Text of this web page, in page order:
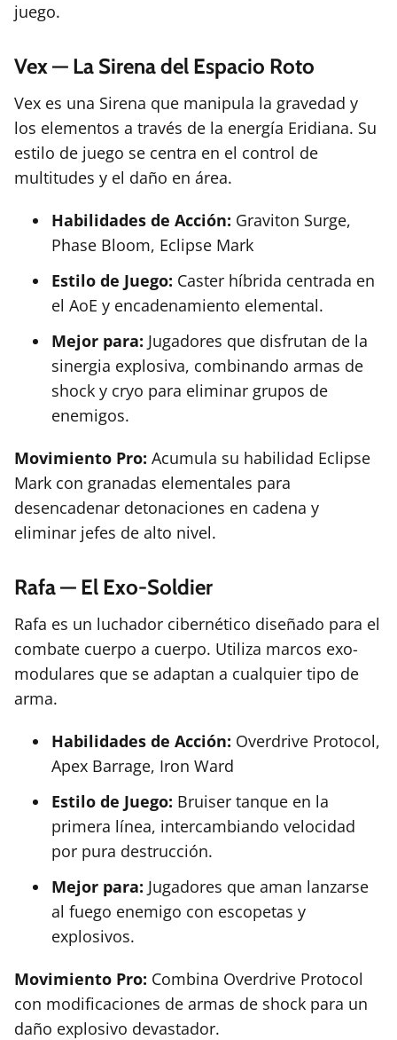
juego.
Vex — La Sirena del Espacio Roto
Vex es una Sirena que manipula la gravedad y
los elementos a través de la energía Eridiana. Su
estilo de juego se centra en el control de
multitudes y el daño en área.
Habilidades de Acción: Graviton Surge,
Phase Bloom, Eclipse Mark
Estilo de Juego: Caster híbrida centrada en
el AoE y encadenamiento elemental.
Mejor para: Jugadores que disfrutan de la
sinergia explosiva, combinando armas de
shock y cryo para eliminar grupos de
enemigos.
Movimiento Pro: Acumula su habilidad Eclipse
Mark con granadas elementales para
desencadenar detonaciones en cadena y
eliminar jefes de alto nivel.
Rafa — El Exo-Soldier
Rafa es un luchador cibernético diseñado para el
combate cuerpo a cuerpo. Utiliza marcos exo-
modulares que se adaptan a cualquier tipo de
arma.
Habilidades de Acción: Overdrive Protocol,
Apex Barrage, Iron Ward
Estilo de Juego: Bruiser tanque en la
primera línea, intercambiando velocidad
por pura destrucción.
Mejor para: Jugadores que aman lanzarse
al fuego enemigo con escopetas y
explosivos.
Movimiento Pro: Combina Overdrive Protocol
con modificaciones de armas de shock para un
daño explosivo devastador.